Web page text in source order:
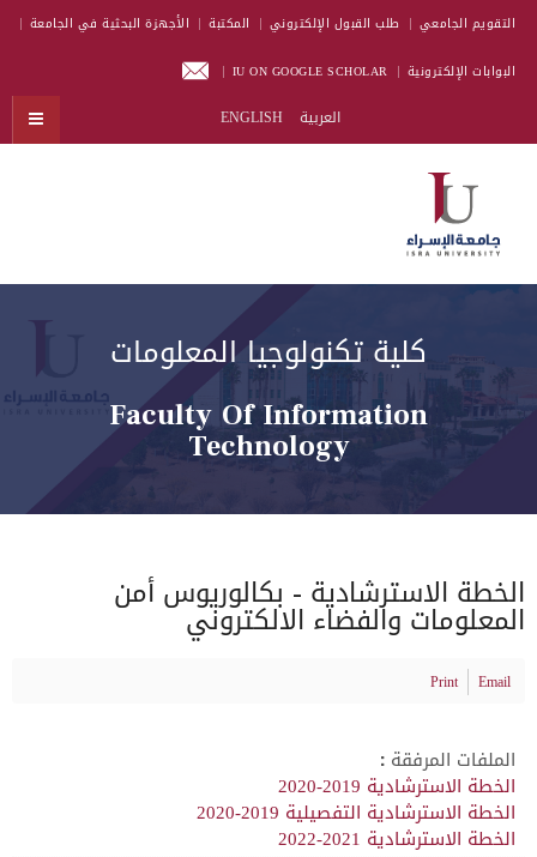
التقويم الجامعي طلب القبول الإلكتروني المكتبة الأجهزة البحثية في الجامعة
البوابات الإلكترونية IU ON GOOGLE SCHOLAR
العربية ENGLISH
كلية تكنولوجيا المعلومات
Faculty Of Information
Technology
الخطة الاسترشادية - بكالوريوس أمن
المعلومات والفضاء الالكتروني
Print Email
الملفات المرفقة :
الخطة الاسترشادية 2019-2020
الخطة الاسترشادية التفصيلية 2019-2020
الخطة الاسترشادية 2021-2022